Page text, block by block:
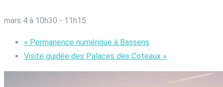
mars 4 à 10h30 - 11h15
« Permanence numérique à Bassens
Visite guidée des Palaces des Coteaux »